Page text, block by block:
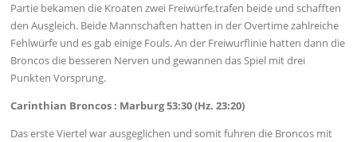
Partie bekamen die Kroaten zwei Freiwürfe,trafen beide und schafften
den Ausgleich. Beide Mannschaften hatten in der Overtime zahlreiche
Fehlwürfe und es gab einige Fouls. An der Freiwurflinie hatten dann die
Broncos die besseren Nerven und gewannen das Spiel mit drei
Punkten Vorsprung.
Carinthian Broncos : Marburg 53:30 (Hz. 23:20)
Das erste Viertel war ausgeglichen und somit fuhren die Broncos mit